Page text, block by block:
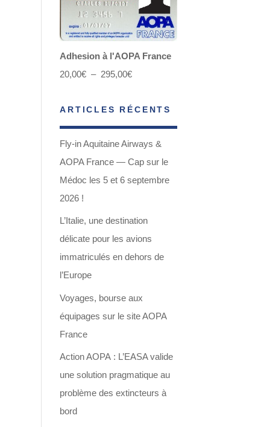
Adhesion à l'AOPA France
20,00€ – 295,00€Plage
prix :
20,00€
à
295,00€
ARTICLES RÉCENTS
Fly-in Aquitaine Airways &
AOPA France — Cap sur le
Médoc les 5 et 6 septembre
2026 !
L’Italie, une destination
délicate pour les avions
immatriculés en dehors de
l’Europe
Voyages, bourse aux
équipages sur le site AOPA
France
Action AOPA : L’EASA valide
une solution pragmatique au
problème des extincteurs à
bord